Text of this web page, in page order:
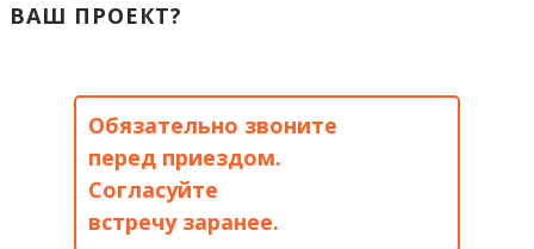
ВАШ ПРОЕКТ?
Обязательно звоните
перед приездом.
Согласуйте
встречу заранее.